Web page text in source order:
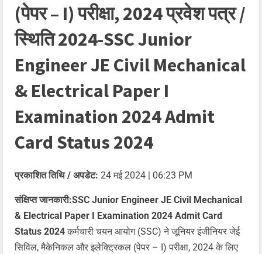
(पेपर – I) परीक्षा, 2024 प्रवेश पत्र /
स्थिति 2024-SSC Junior
Engineer JE Civil Mechanical
& Electrical Paper I
Examination 2024 Admit
Card Status 2024
प्रकाशित तिथि / अपडेट: 24 मई 2024 | 06:23 PM
संक्षिप्त जानकारी:SSC Junior Engineer JE Civil Mechanical
& Electrical Paper I Examination 2024 Admit Card
Status 2024कर्मचारी चयन आयोग (SSC) ने जूनियर इंजीनियर जेई
सिविल, मैकेनिकल और इलेक्ट्रिकल (पेपर – I) परीक्षा, 2024 के लिए